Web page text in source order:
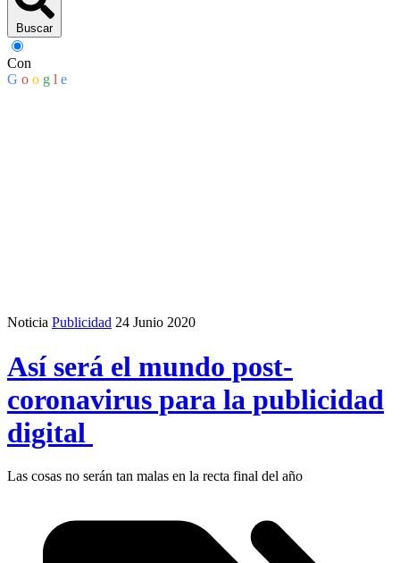
Buscar
Con
G o o g l e
Noticia Publicidad 24 Junio 2020
Así será el mundo post-
coronavirus para la publicidad
digital
Las cosas no serán tan malas en la recta final del año